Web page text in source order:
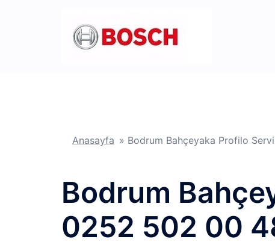
Anasayfa » Bodrum Bahçeyaka Profilo
Bodrum
0252 502 00